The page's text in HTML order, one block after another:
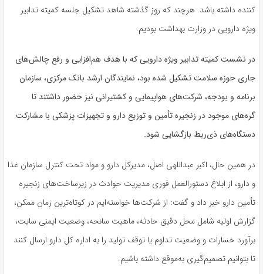
کننده داشته باشد. هرچند که روز گذشته شاهد تشکیل جلسه کمیته تدابیر
ویژه دارویی در وزارت بهداشت بودیم.
در نشست کمیته تدابیر ویژه دارویی که با هدف هم‌افزایی و رفع چالش‌های
جاری حوزه سلامت تشکیل شده بود، نمایندگان ارشد بانک مرکزی، سازمان
برنامه و بودجه، شرکت‌های هواپیمایی و کشتیرانی نیز حضور داشتند تا
گره‌های موجود در زنجیره تأمین و توزیع دارو و تجهیزات پزشکی با مشارکت
دستگاه‌های ذی‌ربط بازگشایی شود.
در همین حال، اکبر عبداللهی اصل، مدیرکل دارو و مواد تحت کنترل سازمان غذا
و دارو، از ابلاغ دستورالعمل فوری مدیریت حوادث در زیرساخت‌های زنجیره
تأمین دارو خبر داد و گفت: از شرکت‌ها خواسته‌ایم در کوتاه‌ترین زمان ممکن،
گزارش اولیه شامل محل دقیق حادثه، ماهیت سانحه، وضعیت ایمنی سایت،
برآورد خسارات و وضعیت تداوم یا توقف تولید را به اداره کل دارو ارسال کنند
تا بتوانیم تصمیم‌گیری به‌موقع داشته باشیم.